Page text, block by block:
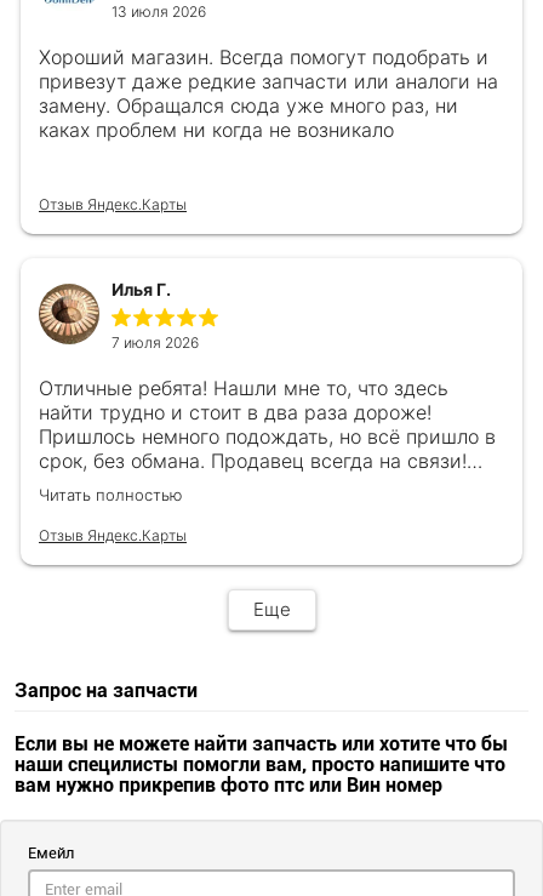
13 июля 2026
Хороший магазин. Всегда помогут подобрать и
привезут даже редкие запчасти или аналоги на
замену. Обращался сюда уже много раз, ни
каках проблем ни когда не возникало
Отзыв Яндекс.Карты
Илья Г.
7 июля 2026
Отличные ребята! Нашли мне то, что здесь
найти трудно и стоит в два раза дороже!
Пришлось немного подождать, но всё пришло в
срок, без обмана. Продавец всегда на связи!
Буду ещё обращаться! 👍
Читать полностью
Отзыв Яндекс.Карты
Еще
Запрос на запчасти
Если вы не можете найти запчасть или хотите что бы
наши специлисты помогли вам, просто напишите что
вам нужно прикрепив фото птс или Вин номер
Емейл